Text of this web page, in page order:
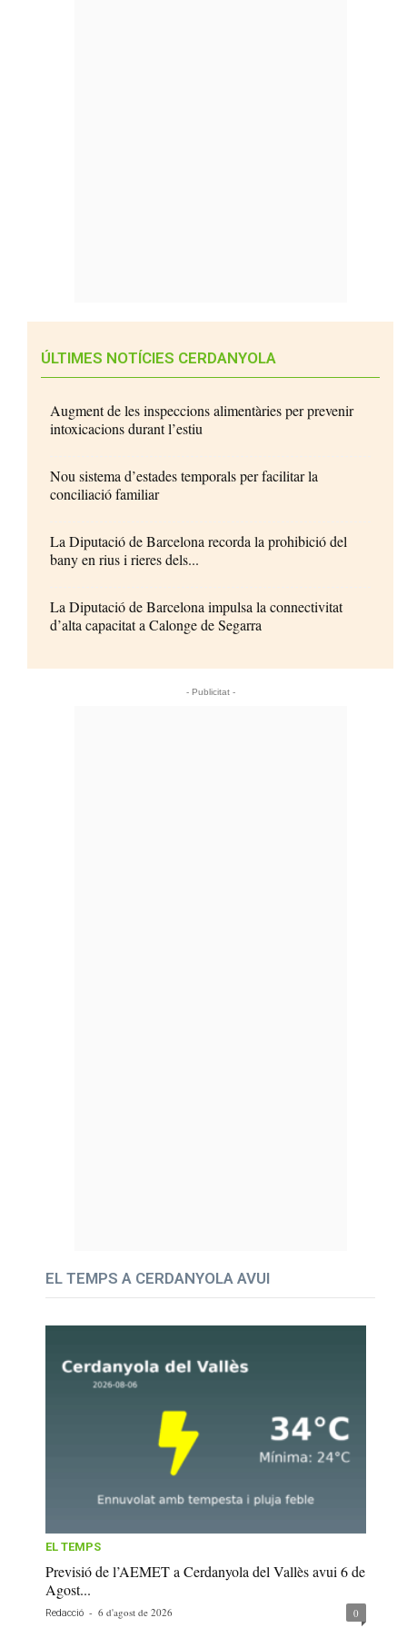
ÚLTIMES NOTÍCIES CERDANYOLA
Augment de les inspeccions alimentàries per prevenir
intoxicacions durant l’estiu
Nou sistema d’estades temporals per facilitar la
conciliació familiar
La Diputació de Barcelona recorda la prohibició del
bany en rius i rieres dels...
La Diputació de Barcelona impulsa la connectivitat
d’alta capacitat a Calonge de Segarra
- Publicitat -
EL TEMPS A CERDANYOLA AVUI
EL TEMPS
Previsió de l’AEMET a Cerdanyola del Vallès avui 6 de
Agost...
Redacció - 6 d'agost de 2026 0